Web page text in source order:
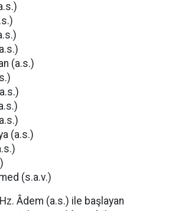
(a.s.)
(a.s.)
(s.a.v.)
Hz. Âdem (a.s.) ile başlayan